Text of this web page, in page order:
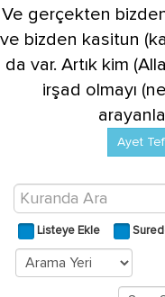
Ve gerçekten
ve bizden kasitun
da var. Artık kim
irşad olmayı
Ayet
Listeye Ekle